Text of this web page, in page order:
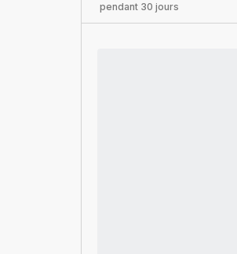
pendant 30 jours